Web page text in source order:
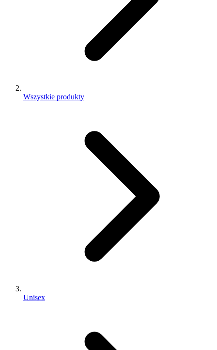
Wszystkie produkty
Unisex